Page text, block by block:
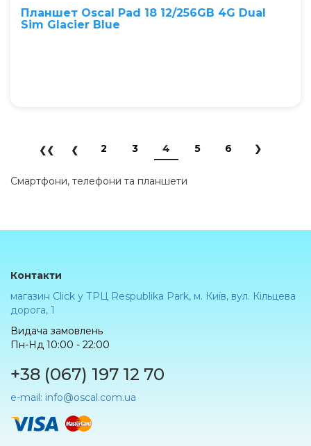
Планшет Oscal Pad 18 12/256GB 4G Dual
Sim Glacier Blue
2 3 4 5 6
Смартфони, телефони та планшети
Контакти
магазин Click у ТРЦ Respublika Park, м. Київ, вул. Кільцева
дорога, 1
Видача замовлень
Пн-Нд 10:00 - 22:00
+38 (067) 197 12 70
e-mail: info@oscal.com.ua